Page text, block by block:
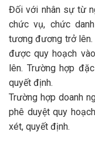
Đối với nhân sự từ
chức vụ, chức
tương đương trở
được quy hoạch
lên. Trường hợp
quyết định.
Trường hợp doanh
phê duyệt quy
xét, quyết định.